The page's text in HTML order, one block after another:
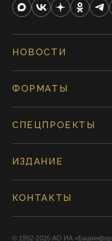
НОВОСТИ
ФОРМАТЫ
СПЕЦПРОЕКТЫ
ИЗДАНИЕ
КОНТАКТЫ
© 1992-2026 АО ИА